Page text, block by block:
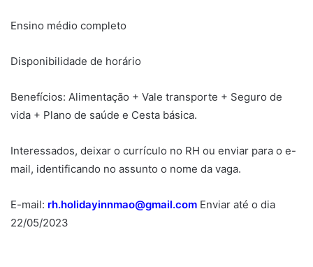
Ensino médio completo
Disponibilidade de horário
Benefícios: Alimentação + Vale transporte + Seguro de
vida + Plano de saúde e Cesta básica.
Interessados, deixar o currículo no RH ou enviar para o e-
mail, identificando no assunto o nome da vaga.
E-mail: rh.holidayinnmao@gmail.com Enviar até o dia
22/05/2023